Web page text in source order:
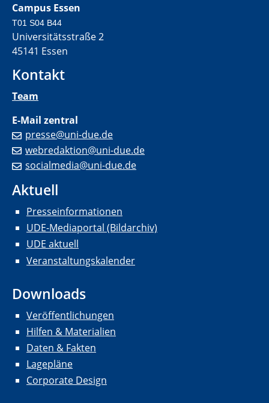
Campus Essen
T01 S04 B44
Universitätsstraße 2
45141 Essen
Kontakt
Team
E-Mail zentral
presse@uni-due.de
webredaktion@uni-due.de
socialmedia@uni-due.de
Aktuell
Presseinformationen
UDE-Mediaportal (Bildarchiv)
UDE aktuell
Veranstaltungskalender
Downloads
Veröffentlichungen
Hilfen & Materialien
Daten & Fakten
Lagepläne
Corporate Design